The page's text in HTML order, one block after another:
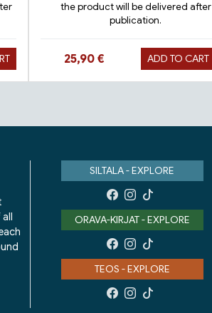
the product will be delivered after
publication.
Hinta nyt
25,90 € ADD TO CART
SILTALA - EXPLORE
ORAVA-KIRJAT - EXPLORE
TEOS - EXPLORE